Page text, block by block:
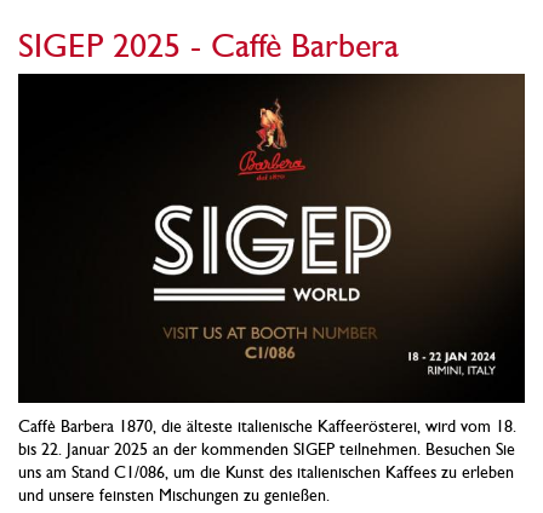
SIGEP 2025 - Caffè Barbera
Caffè Barbera 1870, die älteste italienische Kaffeerösterei, wird vom 18.
bis 22. Januar 2025 an der kommenden SIGEP teilnehmen. Besuchen Sie
uns am Stand C1/086, um die Kunst des italienischen Kaffees zu erleben
und unsere feinsten Mischungen zu genießen.